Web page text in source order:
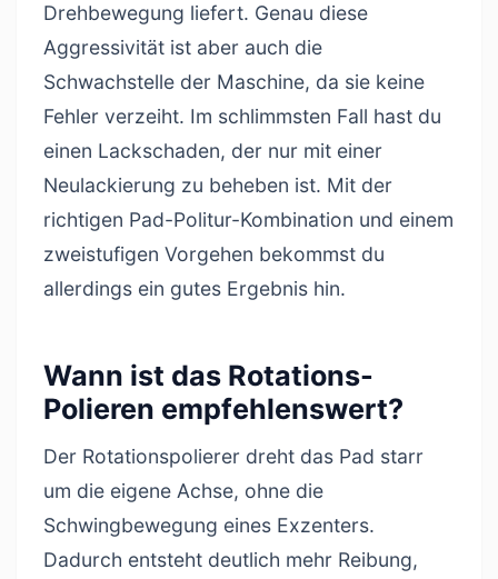
Drehbewegung liefert. Genau diese
Aggressivität ist aber auch die
Schwachstelle der Maschine, da sie keine
Fehler verzeiht. Im schlimmsten Fall hast du
einen Lackschaden, der nur mit einer
Neulackierung zu beheben ist. Mit der
richtigen Pad-Politur-Kombination und einem
zweistufigen Vorgehen bekommst du
allerdings ein gutes Ergebnis hin.
Wann ist das Rotations-
Polieren empfehlenswert?
Der Rotationspolierer dreht das Pad starr
um die eigene Achse, ohne die
Schwingbewegung eines Exzenters.
Dadurch entsteht deutlich mehr Reibung,